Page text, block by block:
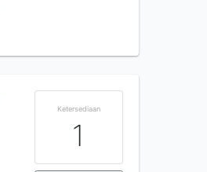
Ketersediaan
1